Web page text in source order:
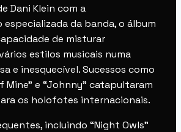
Dani Klein com a
da banda, o álbum
de misturar
estilos musicais numa
e inesquecível. Sucessos como
Mine” e “Johnny” catapultaram
os holofotes internacionais.
incluindo “Night Owls”